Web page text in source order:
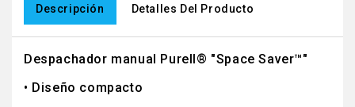
Descripción Detalles Del Producto
Despachador manual Purell® "Space Saver™"
• Diseño compacto